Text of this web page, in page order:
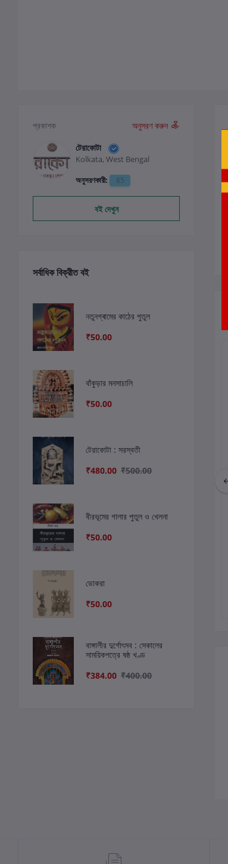
প্রকাশক
অনুসরণ করুন
টেরাকোটা
Kolkata, West Bengal
অনুসরণকারী:
85
বই দেখুন
সর্বাধিক বিক্রীত বই
নতুনগ্ৰামের কাঠের পুতুল
₹50.00
বাঁকুড়ার মনসাচালি
₹50.00
টেরাকোটা : সরস্বতী
₹480.00 ₹500.00
বীরভূমের গালার পুতুল ও খেলনা
₹50.00
ডোকরা
₹50.00
বাঙ্গালীর দুর্গোৎসব : সেকালের
সাময়িকপত্রে ষষ্ঠ খণ্ড
₹384.00 ₹400.00
কার্টে যোগ করুন
বাঙ্গালীর দুর্গোৎসব :
সেকালের সাময়িকপত্রে ৩য়
লেখক:নবকুমার ভট্টাচার্য
₹400.00
₹376.00